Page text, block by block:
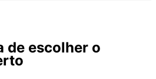
de escolher o